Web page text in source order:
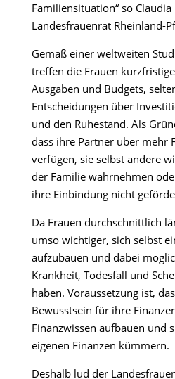
Familiensituation“ so
Landesfrauenrat Rheinland-
Gemäß einer weltweiten
treffen die Frauen
Ausgaben und Budgets,
Entscheidungen über
und den Ruhestand. Als
dass ihre Partner über mehr
verfügen, sie selbst andere
der Familie wahrnehmen
ihre Einbindung nicht
Da Frauen durchschnittlich
umso wichtiger, sich selbst
aufzubauen und dabei
Krankheit, Todesfall und
haben. Voraussetzung ist,
Bewusstsein für ihre
Finanzwissen aufbauen und
eigenen Finanzen kümmern.
Deshalb lud der